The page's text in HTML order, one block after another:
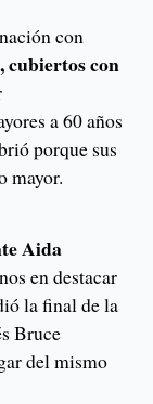
con
cubiertos con
a 60 años
porque sus
mayor.
Aida
en destacar
la final de la
Bruce
del mismo